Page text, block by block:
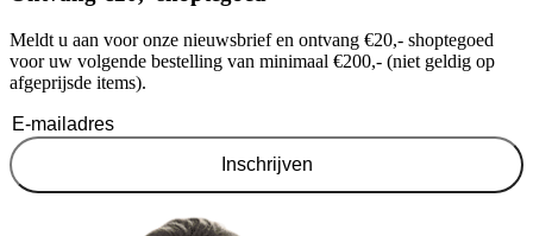
Meldt u aan voor onze nieuwsbrief en ontvang €20,- shoptegoed
voor uw volgende bestelling van minimaal €200,- (niet geldig op
afgeprijsde items).
Inschrijven